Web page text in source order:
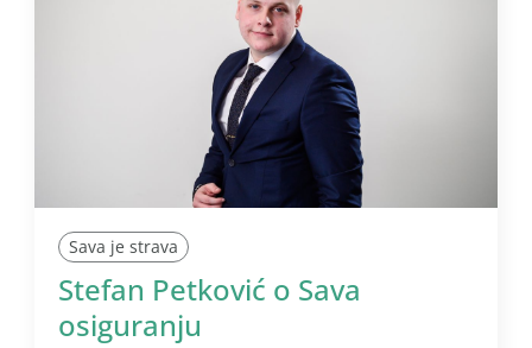
Sava je strava
Stefan Petković o Sava
osiguranju